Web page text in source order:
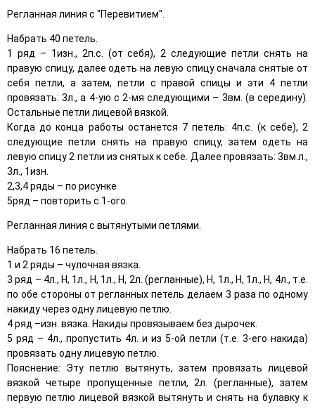
Регланная линия с "Перевитием".
Набрать 40 петель.
1 ряд – 1изн., 2п.с. (от себя), 2 следующие петли снять на
правую спицу, далее одеть на левую спицу сначала снятые от
себя петли, а затем, петли с правой спицы и эти 4 петли
провязать: 3л., а 4-ую с 2-мя следующими – 3вм. (в середину).
Остальные петли лицевой вязкой.
Когда до конца работы останется 7 петель: 4п.с. (к себе), 2
следующие петли снять на правую спицу, затем одеть на
левую спицу 2 петли из снятых к себе. Далее провязать: 3вм.л.,
3л., 1изн.
2,3,4 ряды – по рисунке
5ряд – повторить с 1-ого.
Регланная линия с вытянутыми петлями.
Набрать 16 петель.
1 и 2 ряды – чулочная вязка.
3 ряд – 4л., Н, 1л., Н, 1л., Н, 2л. (регланные), Н, 1л., Н, 1л., Н, 4л., т.е.
по обе стороны от регланных петель делаем 3 раза по одному
накиду через одну лицевую петлю.
4 ряд –изн. вязка. Накиды провязываем без дырочек.
5 ряд – 4л., пропустить 4л. и из 5-ой петли (т.е. 3-его накида)
провязать одну лицевую петлю.
Пояснение: Эту петлю вытянуть, затем провязать лицевой
вязкой четыре пропущенные петли, 2л. (регланные), затем
первую петлю лицевой вязкой вытянуть и снять на булавку к